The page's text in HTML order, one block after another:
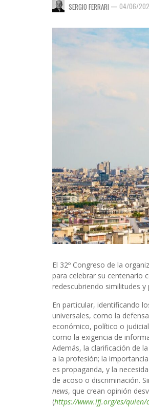
SERGIO FERRARI — 04/06/
El 32º Congreso de la
para celebrar su centenario
redescubriendo similitudes
En particular, identificando
universales, como la
económico, político o
como la exigencia de
Además, la clarificación de
a la profesión; la
es propaganda, y la
de acoso o discriminación.
news, que crean opinión
(https://www.ifj.org/es/quien/